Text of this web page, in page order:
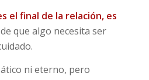
el final de la relación, es
que algo necesita ser
ni eterno, pero